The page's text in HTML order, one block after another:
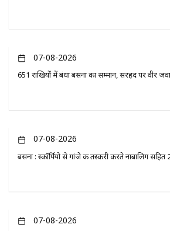
07-08-2026
651 राखियों में बंधा बसना का सम्मान, सरहद पर वीर
07-08-2026
बसना : स्कॉर्पियो से गांजे की तस्करी करते नाबालिग सहित
07-08-2026